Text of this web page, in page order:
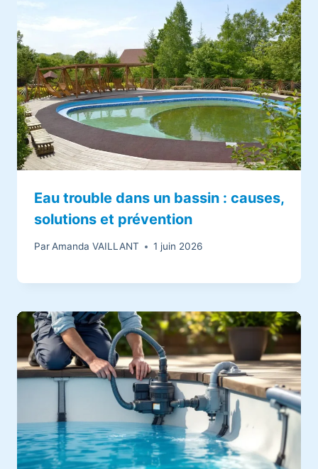
Eau trouble dans un bassin : causes,
solutions et prévention
ParAmanda VAILLANT 1 juin 2026